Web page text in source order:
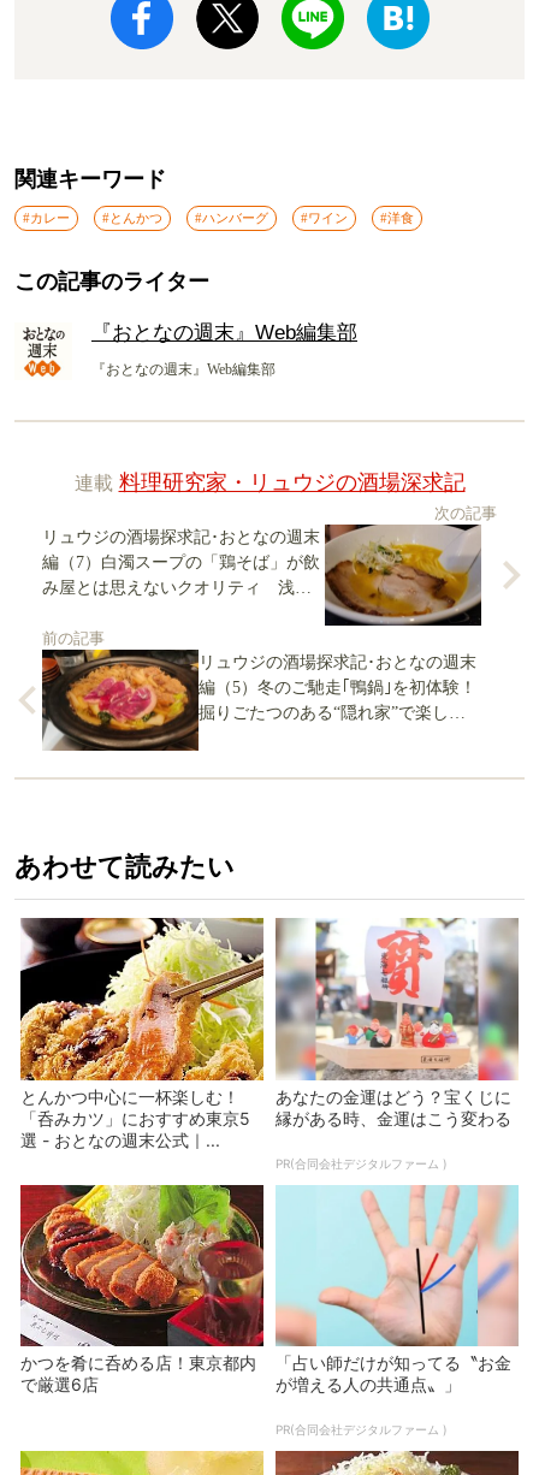
関連キーワード
#カレー #とんかつ #ハンバーグ #ワイン #洋食
この記事のライター
『おとなの週末』Web編集部
『おとなの週末』Web編集部
連載 料理研究家・リュウジの酒場深求記
次の記事
リュウジの酒場探求記･おとなの週末
編（7）白濁スープの「鶏そば」が飲
み屋とは思えないクオリティ 浅草
一杯の味
前の記事
リュウジの酒場探求記･おとなの週末
編（5）冬のご馳走｢鴨鍋｣を初体験！
掘りごたつのある“隠れ家”で楽しん
あわせて読みたい
とんかつ中心に一杯楽しむ！
「呑みカツ」におすすめ東京5
選 - おとなの週末公式｜...
あなたの金運はどう？宝くじに
縁がある時、金運はこう変わる
PR(合同会社デジタルファーム )
かつを肴に呑める店！東京都内
で厳選6店
「占い師だけが知ってる〝お金
が増える人の共通点〟」
PR(合同会社デジタルファーム )